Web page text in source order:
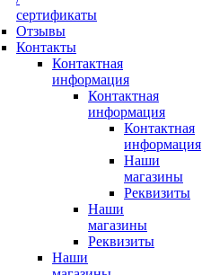
сертификаты
Отзывы
Контакты
Контактная
информация
Контактная
информация
Контактная
информация
Наши
магазины
Реквизиты
Наши
магазины
Реквизиты
Наши